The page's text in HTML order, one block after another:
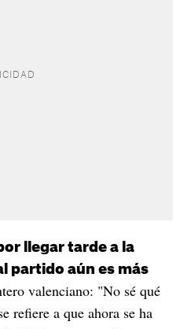
llegar tarde a la
partido aún es más
valenciano: "No sé qué
refiere a que ahora se ha